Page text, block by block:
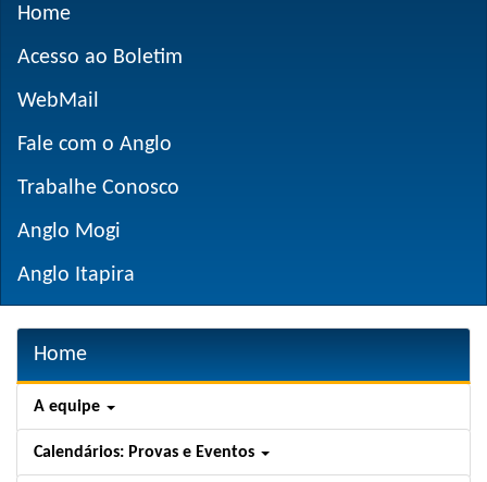
Home
Acesso ao Boletim
WebMail
Fale com o Anglo
Trabalhe Conosco
Anglo Mogi
Anglo Itapira
Home
A equipe
Calendários: Provas e Eventos